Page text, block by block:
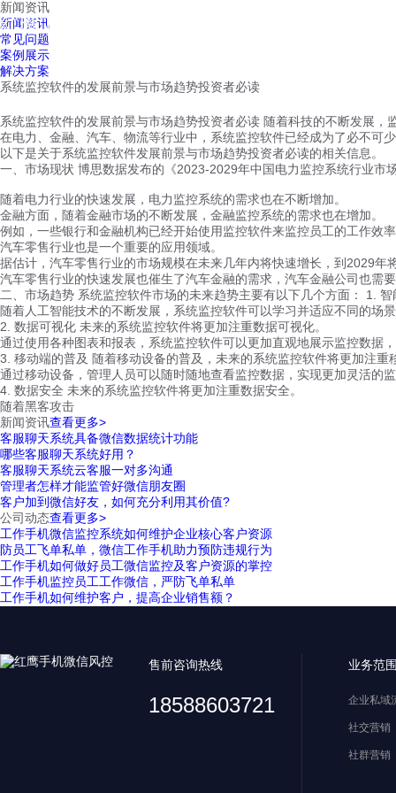
红鹰工作手机
新闻资讯
新闻资讯
常见问题
案例展示
解决方案
系统监控软件的发展前景与市场趋势投资者必读
系统监控软件的发展前景与市场趋势投资者必读 随着科技的不断发展，
在电力、金融、汽车、物流等行业中，系统监控软件已经成为了必不可
以下是关于系统监控软件发展前景与市场趋势投资者必读的相关信息。
一、市场现状 博思数据发布的《2023-2029年中国电力监控系统行业
随着电力行业的快速发展，电力监控系统的需求也在不断增加。
金融方面，随着金融市场的不断发展，金融监控系统的需求也在增加。
例如，一些银行和金融机构已经开始使用监控软件来监控员工的工作效
汽车零售行业也是一个重要的应用领域。
据估计，汽车零售行业的市场规模在未来几年内将快速增长，到2029年
汽车零售行业的快速发展也催生了汽车金融的需求，汽车金融公司也需
二、市场趋势 系统监控软件市场的未来趋势主要有以下几个方面： 1.
随着人工智能技术的不断发展，系统监控软件可以学习并适应不同的场
2. 数据可视化 未来的系统监控软件将更加注重数据可视化。
通过使用各种图表和报表，系统监控软件可以更加直观地展示监控数据
3. 移动端的普及 随着移动设备的普及，未来的系统监控软件将更加注重
通过移动设备，管理人员可以随时随地查看监控数据，实现更加灵活的
4. 数据安全 未来的系统监控软件将更加注重数据安全。
随着黑客攻击
新闻资讯查看更多>
客服聊天系统具备微信数据统计功能
哪些客服聊天系统好用？
客服聊天系统云客服一对多沟通
管理者怎样才能监管好微信朋友圈
客户加到微信好友，如何充分利用其价值?
公司动态查看更多>
工作手机微信监控系统如何维护企业核心客户资源
防员工飞单私单，微信工作手机助力预防违规行为
工作手机如何做好员工微信监控及客户资源的掌控
工作手机监控员工工作微信，严防飞单私单
工作手机如何维护客户，提高企业销售额？
售前咨询热线
18588603721
业务范
企业私域
社交营销
社群营销